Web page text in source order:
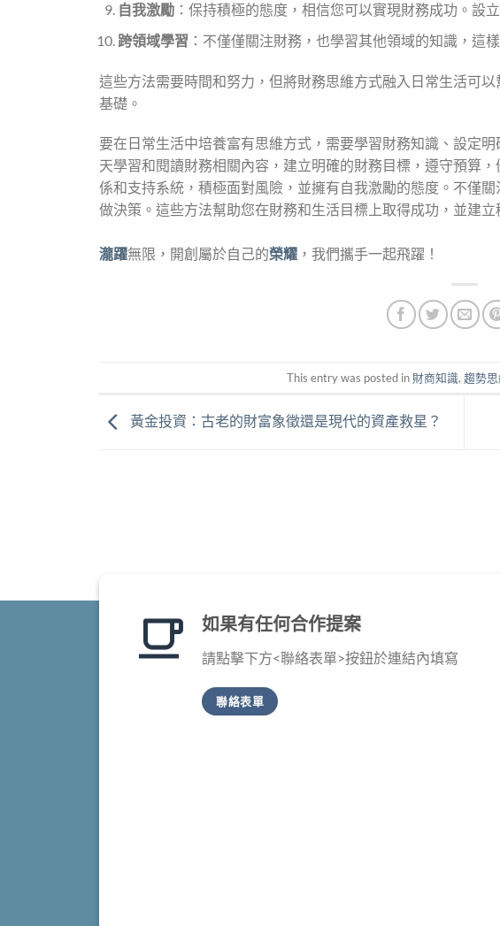
自我激勵：保持積極的態度，相信您可以實現財務成功。設
跨領域學習 ：不僅僅關注財務，也學習其他領域的知識，這
這些方法需要時間和努力，但將財務思維方式融入日常生活可
基礎。
要在日常生活中培養富有思維方式，需要學習財務知識、設定
天學習和閱讀財務相關內容，建立明確的財務目標，遵守預算
係和支持系統，積極面對風險，並擁有自我激勵的態度。不僅
做決策。這些方法幫助您在財務和生活目標上取得成功，並建立
瀧躍無限，開創屬於自己的榮耀 ，我們攜手一起飛躍！
This entry was posted in 財商知識, 趨勢思
黃金投資：古老的財富象徵還是現代的資產救星？
如果有任何合作提案
請點擊下方<聯絡表單>按鈕於連結內填寫
聯絡表單